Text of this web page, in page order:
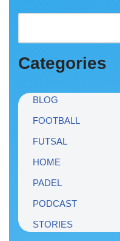
Categories
BLOG
FOOTBALL
FUTSAL
HOME
PADEL
PODCAST
STORIES